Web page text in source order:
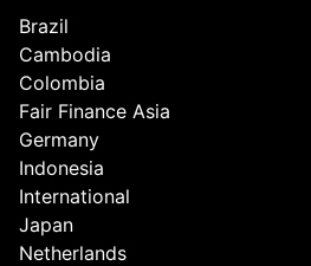
Brazil
Cambodia
Colombia
Fair Finance Asia
Germany
Indonesia
International
Japan
Netherlands